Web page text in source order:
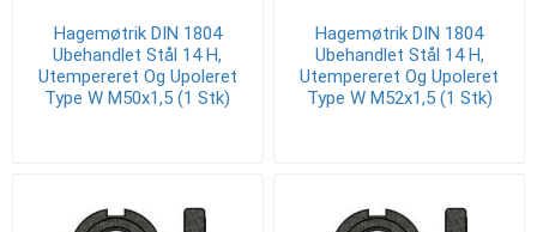
Hagemøtrik DIN 1804
Ubehandlet Stål 14 H,
Utempereret Og Upoleret
Type W M50x1,5 (1 Stk)
Hagemøtrik DIN 1804
Ubehandlet Stål 14 H,
Utempereret Og Upoleret
Type W M52x1,5 (1 Stk)